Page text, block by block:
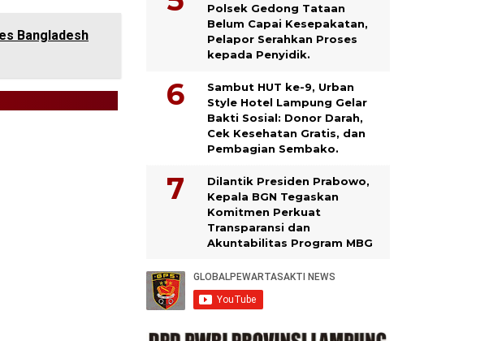
Bangladesh
Polsek Gedong Tataan
Belum Capai Kesepakatan,
Pelapor Serahkan Proses
kepada Penyidik.
Sambut HUT ke-9, Urban
Style Hotel Lampung Gelar
Bakti Sosial: Donor Darah,
Cek Kesehatan Gratis, dan
Pembagian Sembako.
Dilantik Presiden Prabowo,
Kepala BGN Tegaskan
Komitmen Perkuat
Transparansi dan
Akuntabilitas Program MBG